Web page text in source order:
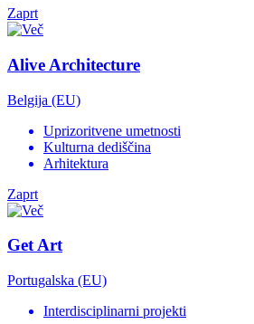
Zaprt
Alive Architecture
Belgija (EU)
Uprizoritvene umetnosti
Kulturna dediščina
Arhitektura
Zaprt
Get Art
Portugalska (EU)
Interdisciplinarni projekti